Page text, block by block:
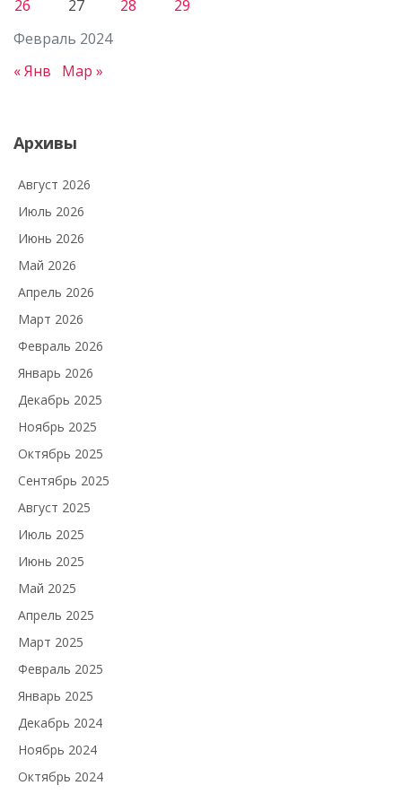
Февраль 2024
26 27 28 29
« Янв Мар »
Архивы
Август 2026
Июль 2026
Июнь 2026
Май 2026
Апрель 2026
Март 2026
Февраль 2026
Январь 2026
Декабрь 2025
Ноябрь 2025
Октябрь 2025
Сентябрь 2025
Август 2025
Июль 2025
Июнь 2025
Май 2025
Апрель 2025
Март 2025
Февраль 2025
Январь 2025
Декабрь 2024
Ноябрь 2024
Октябрь 2024